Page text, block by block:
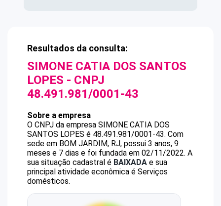
Resultados da consulta:
SIMONE CATIA DOS SANTOS
LOPES - CNPJ
48.491.981/0001-43
Sobre a empresa
O CNPJ da empresa SIMONE CATIA DOS
SANTOS LOPES é 48.491.981/0001-43. Com
sede em BOM JARDIM, RJ, possui 3 anos, 9
meses e 7 dias e foi fundada em 02/11/2022. A
sua situação cadastral é BAIXADA e sua
principal atividade econômica é Serviços
domésticos.